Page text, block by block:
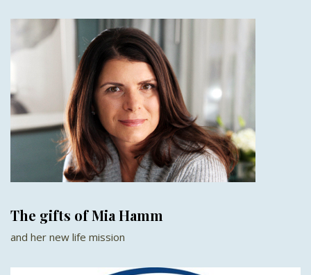
The gifts of Mia Hamm
and her new life mission